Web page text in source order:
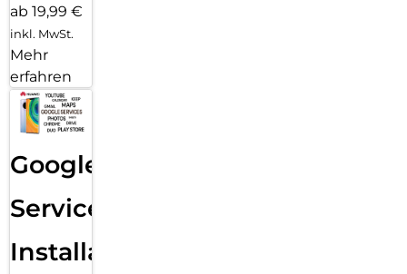
ab 19,99 €
inkl. MwSt.
Mehr
erfahren
Google
Services
Installation